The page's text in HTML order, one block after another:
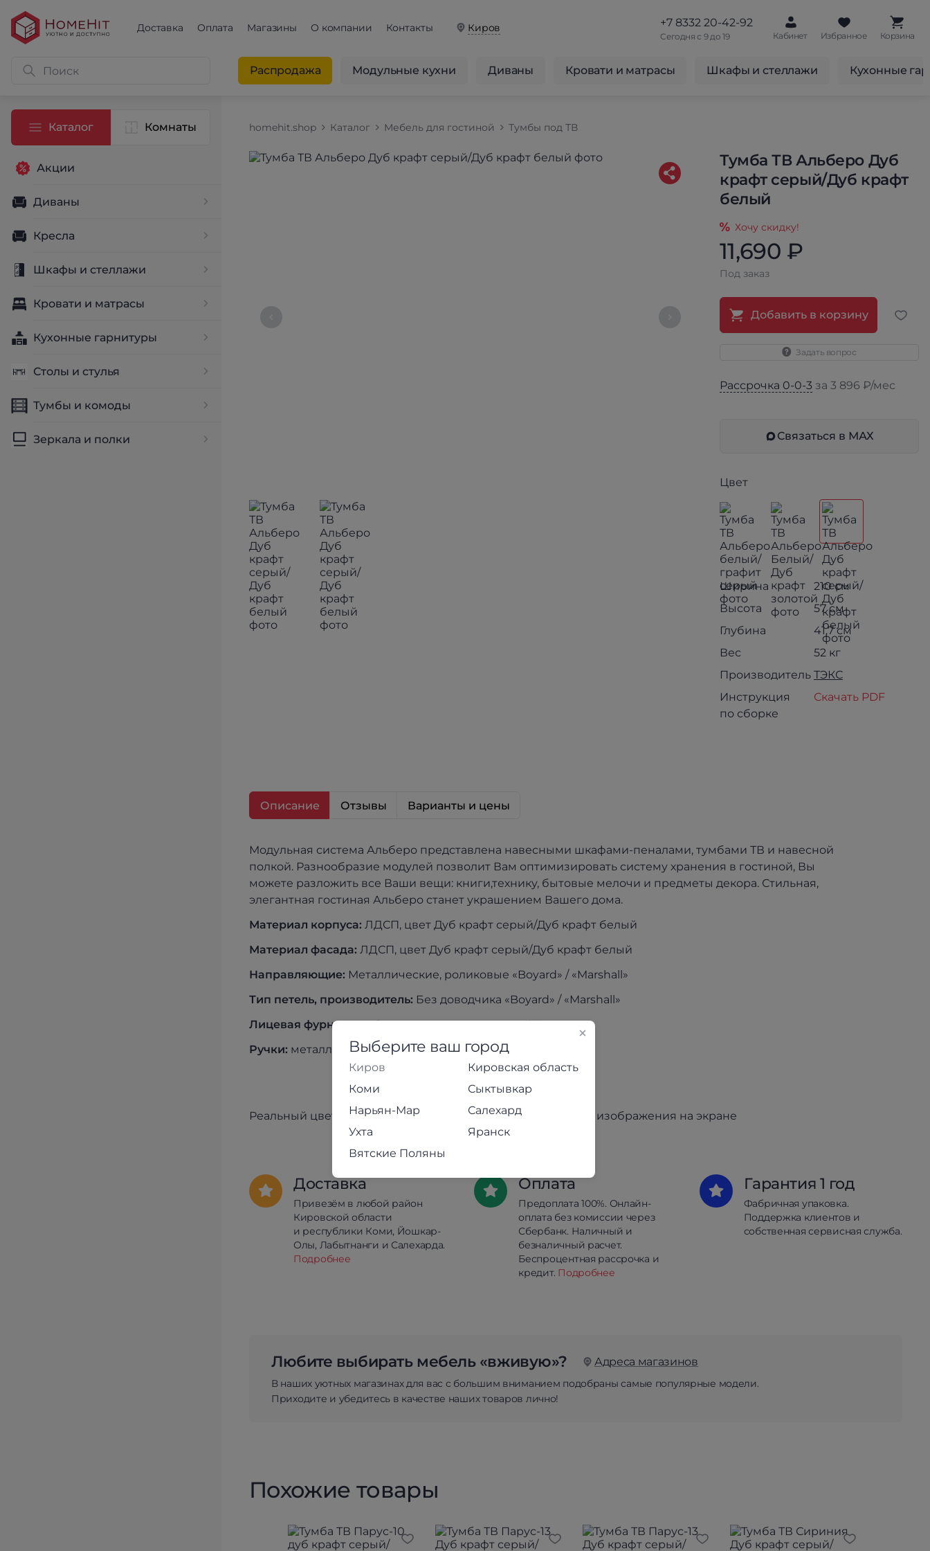
Доставка Оплата Магазины О компании Контакты Киров +7 8332 20-42-92
Сегодня с 9 до 19 Кабинет Избранное Корзина
Распродажа Модульные кухни Диваны Кровати и матрасы Шкафы и стеллажи Кухонные
Каталог Комнаты
Акции
Диваны
Кресла
Шкафы и стеллажи
Кровати и матрасы
Кухонные гарнитуры
Столы и стулья
Тумбы и комоды
Зеркала и полки
homehit.shop Каталог Мебель для гостиной Тумбы под ТВ
Тумба ТВ Альберо Дуб
крафт серый/Дуб крафт
белый
Хочу скидку!
11,690 ₽
Под заказ
Добавить в корзину
Задать вопрос
Рассрочка 0-0-3 за 3 896 ₽/мес
Связаться в МАХ
Цвет
Ширина
210 см
Высота
57 см
Глубина
41.7 см
Вес
52 кг
Производитель ТЭКС
Инструкция
по сборке
Скачать PDF
Описание Отзывы Варианты и цены
Модульная система Альберо представлена навесными шкафами-пеналами, тумбами ТВ и навесной
полкой. Разнообразие модулей позволит Вам оптимизировать систему хранения в гостиной, Вы
можете разложить все Ваши вещи: книги,технику, бытовые мелочи и предметы декора. Стильная,
элегантная гостиная Альберо станет украшением Вашего дома.
Материал корпуса: ЛДСП, цвет Дуб крафт серый/Дуб крафт белый
Материал фасада: ЛДСП, цвет Дуб крафт серый/Дуб крафт белый
Направляющие: Металлические, роликовые «Boyard» / «Marshall»
Тип петель, производитель: Без доводчика «Boyard» / «Marshall»
Лицевая фурнитура:Опоры пластиковые, цвет Металлик
Ручки: металл цвет черный
Реальный цвет товара может незначительно отличаться от изображения на экране
Доставка
Привезём в любой район
Кировской области
и республики Коми, Йошкар-
Олы, Лабытнанги и Салехарда.
Подробнее
Оплата
Предоплата 100%. Онлайн-
оплата без комиссии через
Сбербанк. Наличный и
безналичный расчет.
Беспроцентная рассрочка и
кредит. Подробнее
Гарантия 1 год
Фабричная упаковка.
Поддержка клиентов и
собственная сервисная служба.
Любите выбирать мебель «вживую»? Адреса магазинов
В наших уютных магазинах для вас с большим вниманием подобраны самые популярные модели.
Приходите и убедитесь в качестве наших товаров лично!
Похожие товары
Выберите ваш город
Киров
Кировская область
Коми
Сыктывкар
Нарьян-Мар
Салехард
Ухта
Яранск
Вятские Поляны